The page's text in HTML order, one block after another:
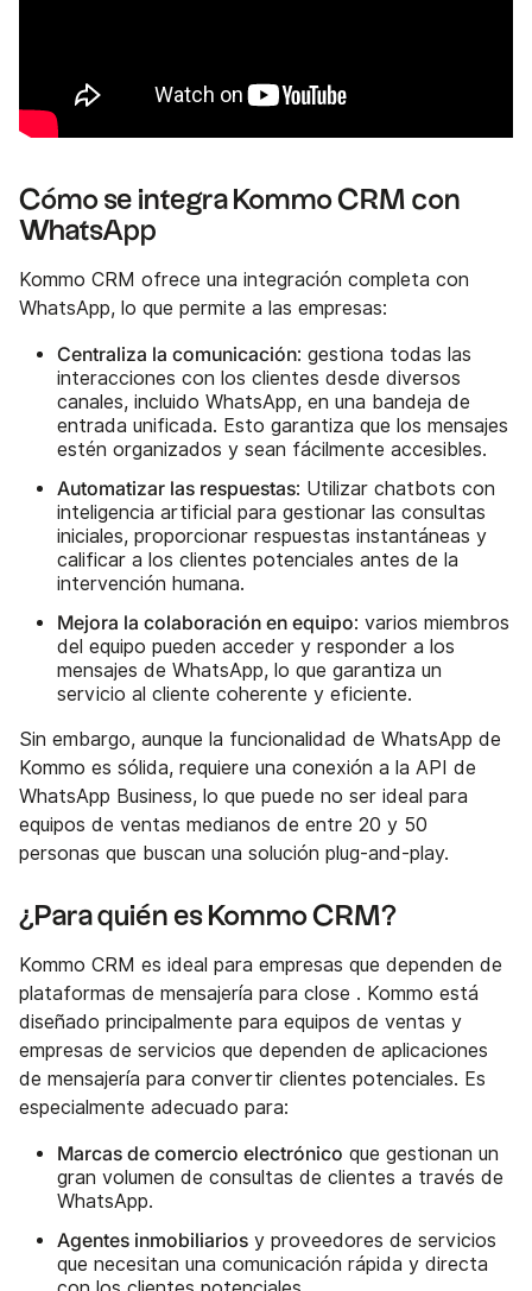
Cómo se integra Kommo CRM con
WhatsApp
Kommo CRM ofrece una integración completa con
WhatsApp, lo que permite a las empresas:
Centraliza la comunicación: gestiona todas las
interacciones con los clientes desde diversos
canales, incluido WhatsApp, en una bandeja de
entrada unificada. Esto garantiza que los mensajes
estén organizados y sean fácilmente accesibles.
Automatizar las respuestas: Utilizar chatbots con
inteligencia artificial para gestionar las consultas
iniciales, proporcionar respuestas instantáneas y
calificar a los clientes potenciales antes de la
intervención humana.
Mejora la colaboración en equipo: varios miembros
del equipo pueden acceder y responder a los
mensajes de WhatsApp, lo que garantiza un
servicio al cliente coherente y eficiente.
Sin embargo, aunque la funcionalidad de WhatsApp de
Kommo es sólida, requiere una conexión a la API de
WhatsApp Business, lo que puede no ser ideal para
equipos de ventas medianos de entre 20 y 50
personas que buscan una solución plug-and-play.
¿Para quién es Kommo CRM?
Kommo CRM es ideal para empresas que dependen de
plataformas de mensajería para close . Kommo está
diseñado principalmente para equipos de ventas y
empresas de servicios que dependen de aplicaciones
de mensajería para convertir clientes potenciales. Es
especialmente adecuado para:
Marcas de comercio electrónico que gestionan un
gran volumen de consultas de clientes a través de
WhatsApp.
Agentes inmobiliarios y proveedores de servicios
que necesitan una comunicación rápida y directa